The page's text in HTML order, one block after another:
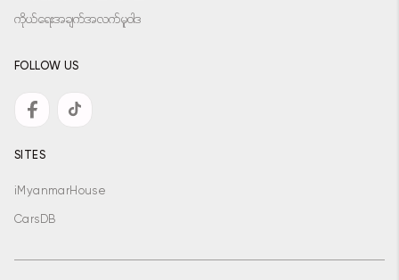
ကိုယ်ရေးအချက်အလက်မူဝါဒ
FOLLOW US
SITES
iMyanmarHouse
CarsDB